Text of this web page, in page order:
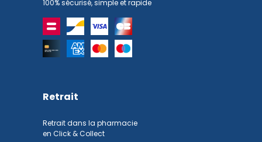
100% sécurisé, simple et rapide
Retrait
Retrait dans la pharmacie
en Click & Collect